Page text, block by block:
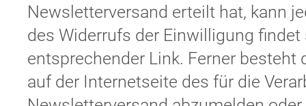
Newsletterversand erteilt hat, kann
des Widerrufs der Einwilligung
entsprechender Link. Ferner
auf der Internetseite des für die